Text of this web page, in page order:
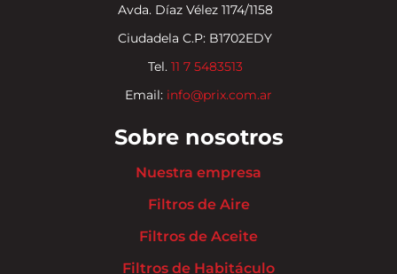
Avda. Díaz Vélez 1174/1158
Ciudadela C.P: B1702EDY
Tel. 11 7 5483513
Email: info@prix.com.ar
Sobre nosotros
Nuestra empresa
Filtros de Aire
Filtros de Aceite
Filtros de Habitáculo